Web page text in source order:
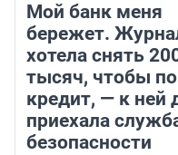
Мой банк меня
бережет.
хотела снять
тысяч, чтобы
кредит, — к ней
приехала
безопасности